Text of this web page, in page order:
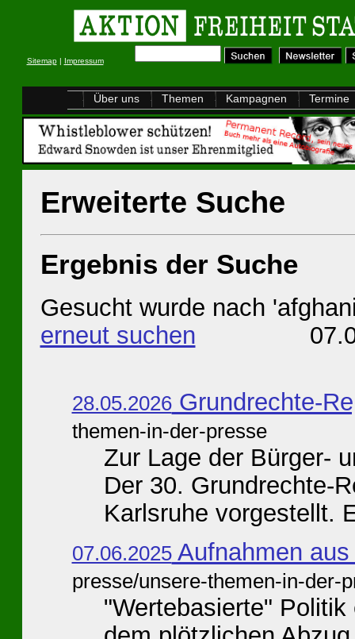
Sitemap| Impressum
Über uns Themen Kampagnen Termine
Erweiterte Suche
Ergebnis der Suche
Gesucht wurde nach
erneut suchen
28.05.2026Grundrechte-
themen-in-der-presse
Zur Lage der Bürger-
Der 30. Grundrechte-
Karlsruhe vorgestellt.
07.06.2025Aufnahmen aus
presse/unsere-themen-in-der-
"Wertebasierte"